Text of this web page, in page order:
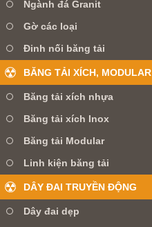
Ngành đá Granit
Gờ các loại
Đinh nối băng tải
BĂNG TẢI XÍCH, MODULAR
Băng tải xích nhựa
Băng tải xích Inox
Băng tải Modular
Linh kiện băng tải
DÂY ĐAI TRUYỀN ĐỘNG
Dây đai dẹp